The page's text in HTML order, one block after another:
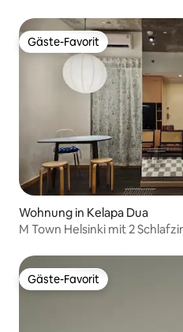
Gäste-Favorit
Gäste-Favorit
Wohnung in Kelapa Dua
M Town Helsinki mit 2
Gäste-Favorit
Gäste-Favorit